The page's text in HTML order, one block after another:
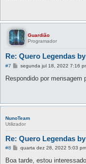
m
Guardião
Programador
Re: Quero Legendas
#7
M
n
m
segunda jul 18, 2022 7:16
Respondido por mensagem
NunoTeam
Utilizador
Re: Quero Legendas
#8
M
n
quarta dez 28, 2022 5:03 pm
Boa tarde, estou